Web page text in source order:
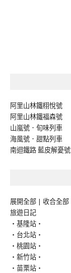
阿里山林鐵栩悅號
阿里山林鐵福森號
山嵐號．旬味列車
海風號．甜點列車
南迴鐵路 藍皮解憂號
展開全部 | 收合全部
旅遊日記
‧基隆站‧
‧台北站‧
‧桃園站‧
‧新竹站‧
‧苗栗站‧